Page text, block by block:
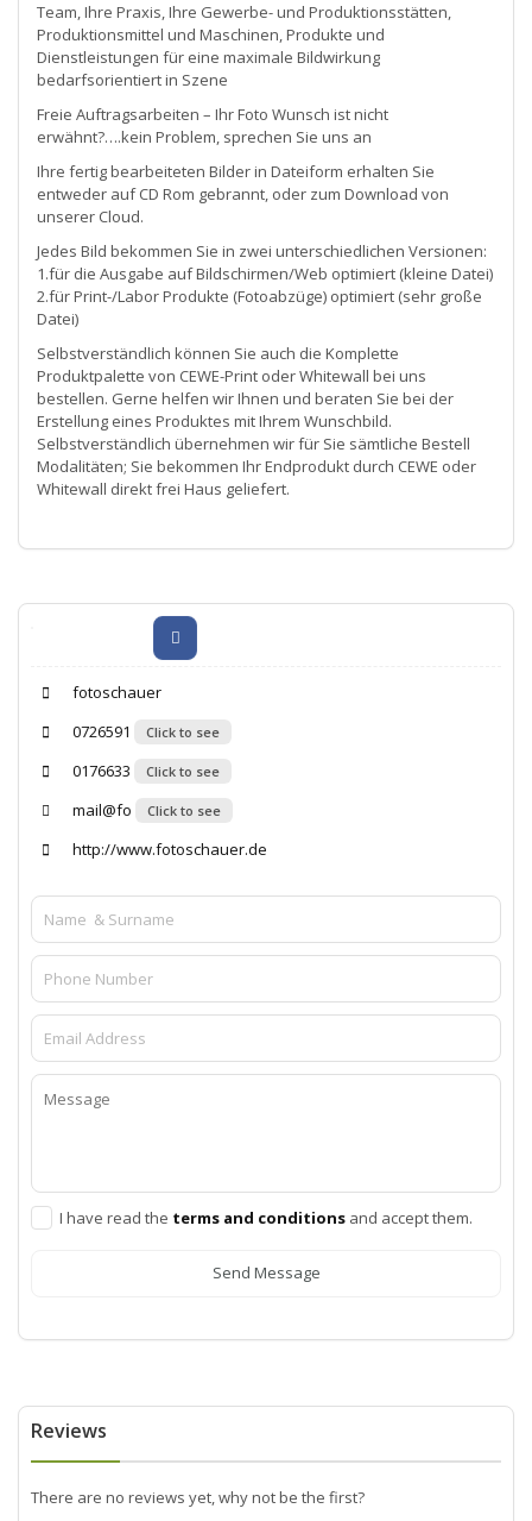
Team, Ihre Praxis, Ihre Gewerbe- und Produktionsstätten,
Produktionsmittel und Maschinen, Produkte und
Dienstleistungen für eine maximale Bildwirkung
bedarfsorientiert in Szene
Freie Auftragsarbeiten – Ihr Foto Wunsch ist nicht
erwähnt?….kein Problem, sprechen Sie uns an
Ihre fertig bearbeiteten Bilder in Dateiform erhalten Sie
entweder auf CD Rom gebrannt, oder zum Download von
unserer Cloud.
Jedes Bild bekommen Sie in zwei unterschiedlichen Versionen:
1.für die Ausgabe auf Bildschirmen/Web optimiert (kleine Datei)
2.für Print-/Labor Produkte (Fotoabzüge) optimiert (sehr große
Datei)
Selbstverständlich können Sie auch die Komplette
Produktpalette von CEWE-Print oder Whitewall bei uns
bestellen. Gerne helfen wir Ihnen und beraten Sie bei der
Erstellung eines Produktes mit Ihrem Wunschbild.
Selbstverständlich übernehmen wir für Sie sämtliche Bestell
Modalitäten; Sie bekommen Ihr Endprodukt durch CEWE oder
Whitewall direkt frei Haus geliefert.
fotoschauer
0726591
Click to see
0176633 Click to see
mail@fo Click to see
http://www.fotoschauer.de
I have read the terms and conditions and accept them.
Send Message
Reviews
There are no reviews yet, why not be the first?